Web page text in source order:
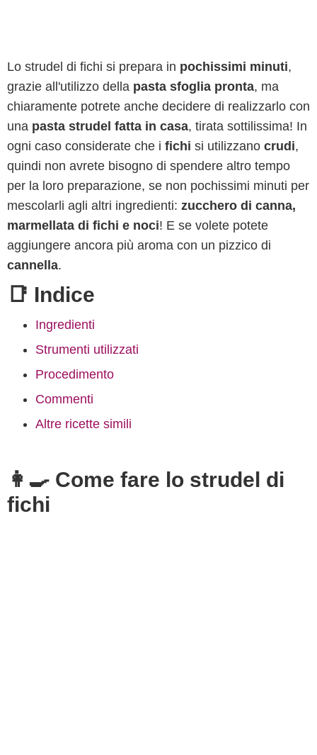
Lo strudel di fichi si prepara in pochissimi minuti,
grazie all'utilizzo della pasta sfoglia pronta, ma
chiaramente potrete anche decidere di realizzarlo con
una pasta strudel fatta in casa, tirata sottilissima! In
ogni caso considerate che i fichi si utilizzano crudi,
quindi non avrete bisogno di spendere altro tempo
per la loro preparazione, se non pochissimi minuti per
mescolarli agli altri ingredienti: zucchero di canna,
marmellata di fichi e noci! E se volete potete
aggiungere ancora più aroma con un pizzico di
cannella.
📑 Indice
Ingredienti
Strumenti utilizzati
Procedimento
Commenti
Altre ricette simili
👩‍🍳 Come fare lo strudel di
fichi